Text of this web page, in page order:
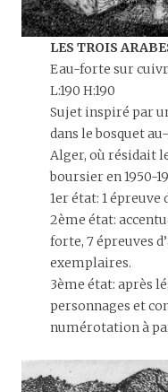
LES TROIS
Eau-forte sur
L:190 H:190
Sujet inspiré par
dans le bosquet
Alger, où résidait
boursier en 1950-
1er état: 1 épreuve
2ème état:
forte, 7 épreuves
exemplaires.
3ème état: après
personnages et
numérotation à